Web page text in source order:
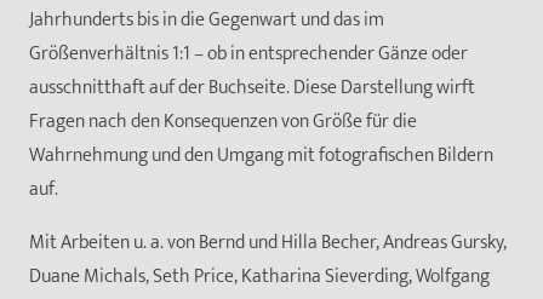
Jahrhunderts bis in die Gegenwart und das im
Größenverhältnis 1:1 – ob in entsprechender Gänze oder
ausschnitthaft auf der Buchseite. Diese Darstellung wirft
Fragen nach den Konsequenzen von Größe für die
Wahrnehmung und den Umgang mit fotografischen Bildern
auf.
Mit Arbeiten u. a. von Bernd und Hilla Becher, Andreas Gursky,
Duane Michals, Seth Price, Katharina Sieverding, Wolfgang